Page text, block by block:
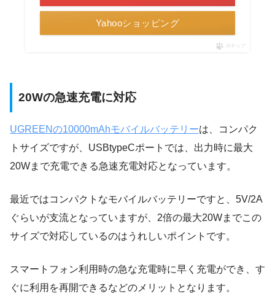
Yahooショッピング
ポチップ
20Wの急速充電に対応
UGREENの10000mAhモバイルバッテリーは、コンパク
トサイズですが、USBtypeCポートでは、出力時に最大
20Wまで充電できる急速充電対応となっています。
最近ではコンパクトなモバイルバッテリーですと、5V/2A
ぐらいが支流となっていますが、2倍の最大20Wまでこの
サイズで対応しているのはうれしいポイントです。
スマートフォン利用時の急な充電時に早く充電ができ、す
ぐに利用を再開できるなどのメリットとなります。